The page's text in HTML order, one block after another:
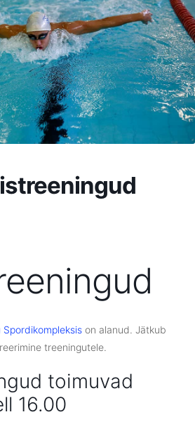
Spordikompleksis on alanud. Jätkub
treeningutele.
toimuvad
16.00